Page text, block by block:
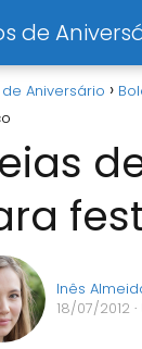
de
Aniversário
Inês
18/07/2012